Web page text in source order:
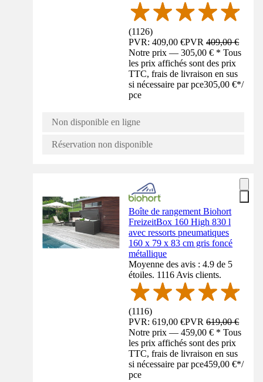
(1126)
PVR: 409,00 €PVR409,00 €
Notre prix — 305,00 € * Tous
les prix affichés sont des prix
TTC, frais de livraison en sus
si nécessaire par pce305,00 €*/
pce
Non disponible en ligne
Réservation non disponible
Boîte de rangement Biohort
FreizeitBox 160 High 830 l
avec ressorts pneumatiques
160 x 79 x 83 cm gris foncé
métallique
Moyenne des avis : 4.9 de 5
étoiles. 1116 Avis clients.
(1116)
PVR: 619,00 €PVR619,00 €
Notre prix — 459,00 € * Tous
les prix affichés sont des prix
TTC, frais de livraison en sus
si nécessaire par pce459,00 €*/
pce